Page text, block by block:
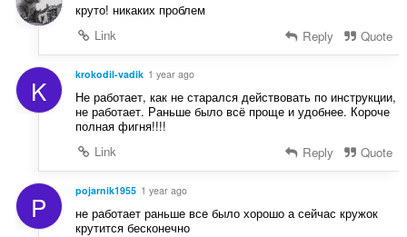
:
круто! никаких проблем
Link
Reply Quote
K krokodil-vadik 1 year ago
Не работает, как не старался действовать по инструкции,
не работает. Раньше было всё проще и удобнее. Короче
полная фигня!!!!
Link
Reply Quote
P pojarnik1955 1 year ago
не работает раньше все было хорошо а сейчас кружок
крутится бесконечно